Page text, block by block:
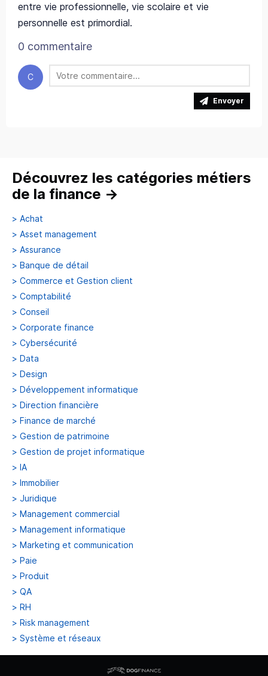
entre vie professionnelle, vie scolaire et vie
personnelle est primordial.
0 commentaire
C
Envoyer
Découvrez les catégories métiers
de la finance →
> Achat
> Asset management
> Assurance
> Banque de détail
> Commerce et Gestion client
> Comptabilité
> Conseil
> Corporate finance
> Cybersécurité
> Data
> Design
> Développement informatique
> Direction financière
> Finance de marché
> Gestion de patrimoine
> Gestion de projet informatique
> IA
> Immobilier
> Juridique
> Management commercial
> Management informatique
> Marketing et communication
> Paie
> Produit
> QA
> RH
> Risk management
> Système et réseaux